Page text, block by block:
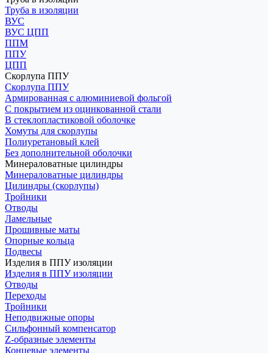
Труба в изоляции
ВУС
ВУС ЦПП
ППМ
ППУ
ЦПП
Скорлупа ППУ
Скорлупа ППУ
Армированная с алюминиевой фольгой
С покрытием из оцинкованной стали
В стеклопластиковой оболочке
Хомуты для скорлупы
Полиуретановый клей
Без дополнительной оболочки
Минераловатные цилиндры
Минераловатные цилиндры
Цилиндры (скорлупы)
Тройники
Отводы
Ламельные
Прошивные маты
Опорные кольца
Подвесы
Изделия в ППУ изоляции
Изделия в ППУ изоляции
Отводы
Переходы
Тройники
Неподвижные опоры
Cильфонный компенсатор
Z-образные элементы
Концевые элементы